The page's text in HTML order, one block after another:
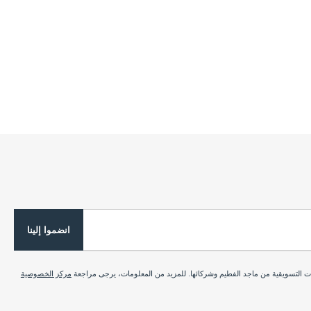
انضموا إلينا
التسويقية من ماجد الفطيم وشركائها. للمزيد من المعلومات، يرجى مراجعة مركز الخصوصية